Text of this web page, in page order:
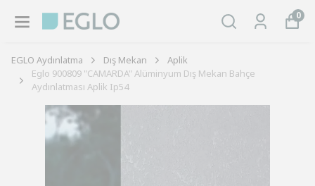
0
EGLO Aydınlatma Dış Mekan
Aplik
Eglo 900809 "CAMARDA" Alüminyum Dış Mekan Bahçe
Aydınlatması Aplik Ip54